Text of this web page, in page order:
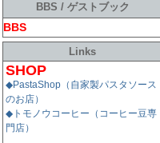
BBS / ゲストブック
BBS
Links
SHOP
◆PastaShop（自家製パスタソース
のお店）
◆トモノウコーヒー（コーヒー豆専
門店）